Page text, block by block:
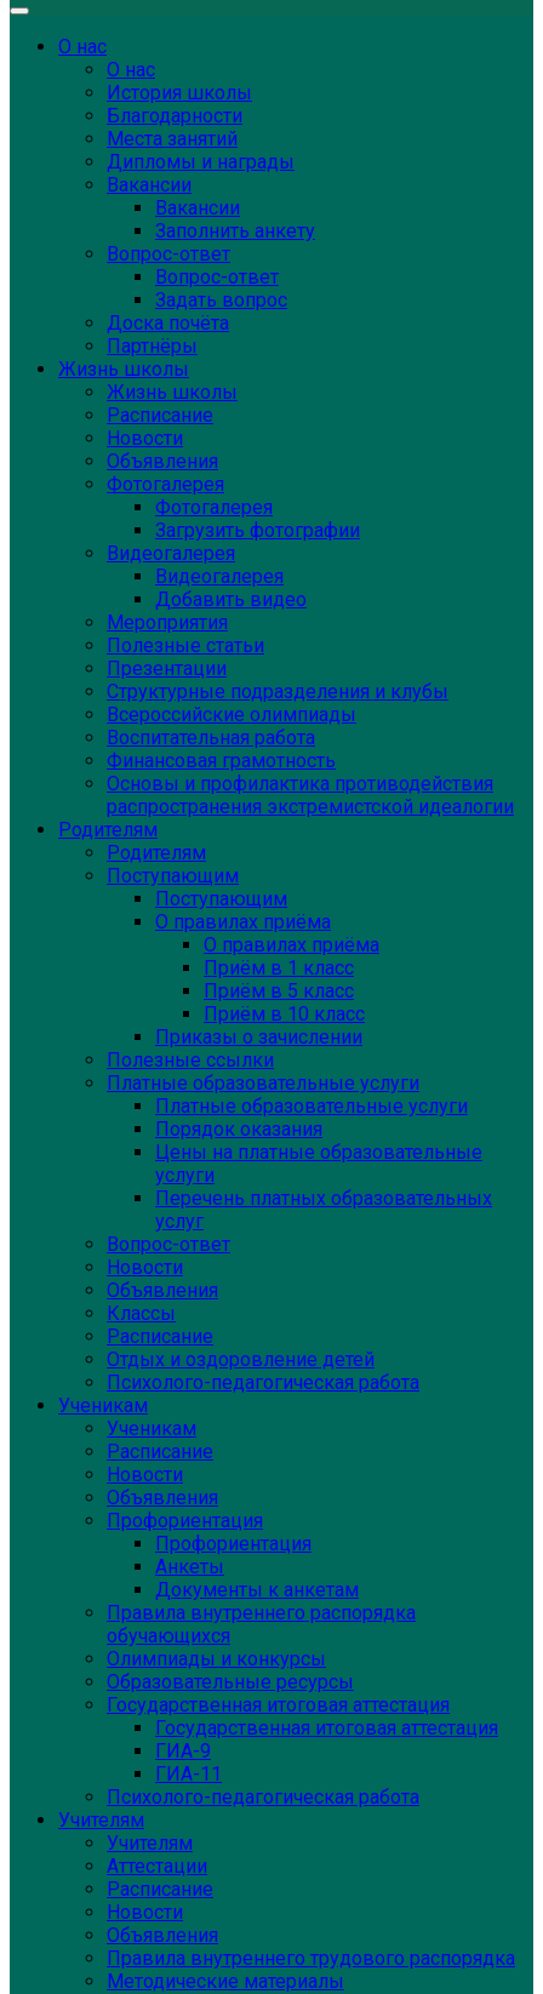
О нас
О нас
История школы
Благодарности
Места занятий
Дипломы и награды
Вакансии
Вакансии
Заполнить анкету
Вопрос-ответ
Вопрос-ответ
Задать вопрос
Доска почёта
Партнёры
Жизнь школы
Жизнь школы
Расписание
Новости
Объявления
Фотогалерея
Фотогалерея
Загрузить фотографии
Видеогалерея
Видеогалерея
Добавить видео
Мероприятия
Полезные статьи
Презентации
Структурные подразделения и клубы
Всероссийские олимпиады
Воспитательная работа
Финансовая грамотность
Основы и профилактика противодействия
распространения экстремистской идеалогии
Родителям
Родителям
Поступающим
Поступающим
О правилах приёма
О правилах приёма
Приём в 1 класс
Приём в 5 класс
Приём в 10 класс
Приказы о зачислении
Полезные ссылки
Платные образовательные услуги
Платные образовательные услуги
Порядок оказания
Цены на платные образовательные
услуги
Перечень платных образовательных
услуг
Вопрос-ответ
Новости
Объявления
Классы
Расписание
Отдых и оздоровление детей
Психолого-педагогическая работа
Ученикам
Ученикам
Расписание
Новости
Объявления
Профориентация
Профориентация
Анкеты
Документы к анкетам
Правила внутреннего распорядка
обучающихся
Олимпиады и конкурсы
Образовательные ресурсы
Государственная итоговая аттестация
Государственная итоговая аттестация
ГИА-9
ГИА-11
Психолого-педагогическая работа
Учителям
Учителям
Аттестации
Расписание
Новости
Объявления
Правила внутреннего трудового распорядка
Методические материалы